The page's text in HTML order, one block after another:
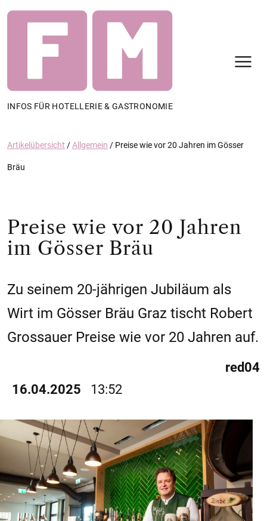
INFOS FÜR HOTELLERIE & GASTRONOMIE
Artikelübersicht /Allgemein / Preise wie vor 20 Jahren im Gösser
Bräu
Preise wie vor 20 Jahren
im Gösser Bräu
Zu seinem 20-jährigen Jubiläum als
Wirt im Gösser Bräu Graz tischt Robert
Grossauer Preise wie vor 20 Jahren auf.
16.04.2025 13:52
red04